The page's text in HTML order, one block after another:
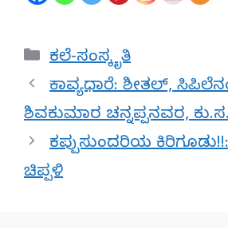
Categories
ಕಲೆ-ಸಂಸ್ಕೃತಿ
ಕಾವ್ಯಧಾರೆ: ಶೀತಲ್,
ಶಿವಕುಮಾರ ಚನ್ನಪ್ಪನವರ,
ಕಪ್ಪುಸುಂದರಿಯ
ಚಿಪ್ಪಳಿ